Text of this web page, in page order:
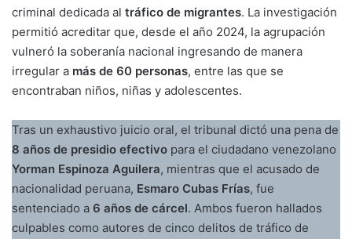
criminal dedicada al tráfico de migrantes. La investigación
permitió acreditar que, desde el año 2024, la agrupación
vulneró la soberanía nacional ingresando de manera
irregular a más de 60 personas, entre las que se
encontraban niños, niñas y adolescentes.
Tras un exhaustivo juicio oral, el tribunal dictó una pena de
8 años de presidio efectivo para el ciudadano venezolano
Yorman Espinoza Aguilera, mientras que el acusado de
nacionalidad peruana, Esmaro Cubas Frías, fue
sentenciado a 6 años de cárcel. Ambos fueron hallados
culpables como autores de cinco delitos de tráfico de